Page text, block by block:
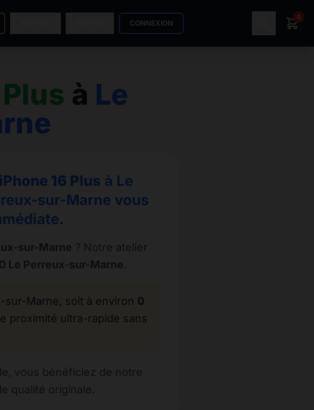
CONNEXION
0
à Le
iPhone 16 Plus à Le
sur-Marne vous
sur-Marne ? Notre atelier
Le Perreux-sur-Marne.
sur-Marne, soit à environ 0
proximité ultra-rapide sans
vous bénéficiez de notre
qualité originale.